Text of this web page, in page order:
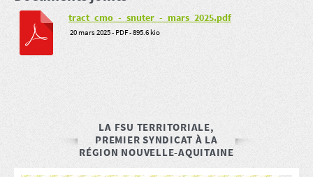
tract_cmo_-_snuter_-_mars_2025.pdf
20 mars 2025- PDF-895.6 kio
LA FSU TERRITORIALE,
PREMIER SYNDICAT À LA
RÉGION NOUVELLE-AQUITAINE